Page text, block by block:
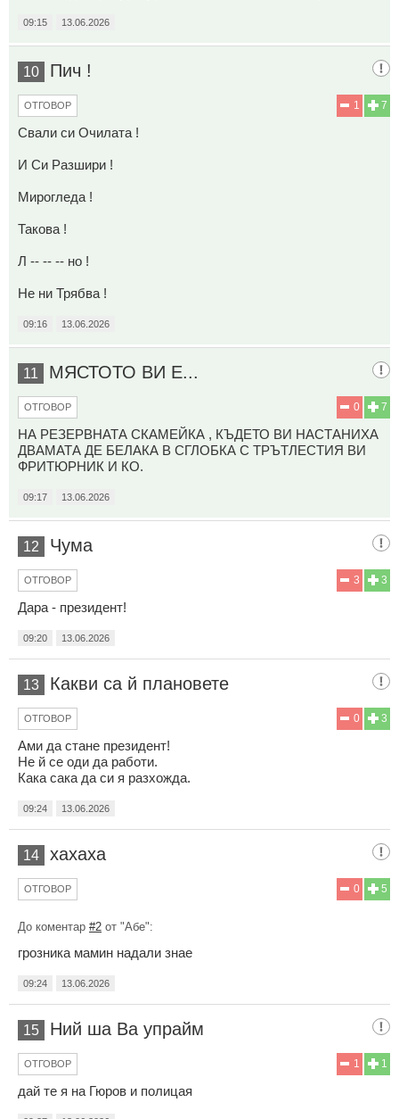
09:15 13.06.2026
10 Пич !
7
1
ОТГОВОР
Свали си Очилата !
И Си Разшири !
Мирогледа !
Такова !
Л -- -- -- но !
Не ни Трябва !
09:16 13.06.2026
11 МЯСТОТО ВИ Е...
7
0
ОТГОВОР
НА РЕЗЕРВНАТА СКАМЕЙКА , КЪДЕТО ВИ НАСТАНИХА
ДВАМАТА ДЕ БЕЛАКА В СГЛОБКА С ТРЪТЛЕСТИЯ ВИ
ФРИТЮРНИК И КО.
09:17 13.06.2026
12 Чума
3
3
ОТГОВОР
Дара - президент!
09:20 13.06.2026
13 Какви са й плановете
3
0
ОТГОВОР
Ами да стане президент!
Не й се оди да работи.
Кака сака да си я разхожда.
09:24 13.06.2026
14 хахаха
5
0
ОТГОВОР
До коментар #2 от "Абе":
грозника мамин надали знае
09:24 13.06.2026
15 Ний ша Ва упрайм
1
1
ОТГОВОР
дай те я на Гюров и полицая